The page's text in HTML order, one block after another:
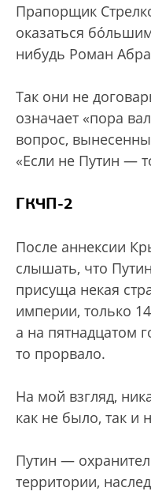
Прапорщик
оказаться
нибудь Роман
Так они не
означает «пора
вопрос,
«Если не Путин —
ГКЧП-2
После аннексии
слышать, что
присуща некая
империи, только
а на пятнадцатом
то прорвало.
На мой взгляд,
как не было, так и
Путин —
территории,